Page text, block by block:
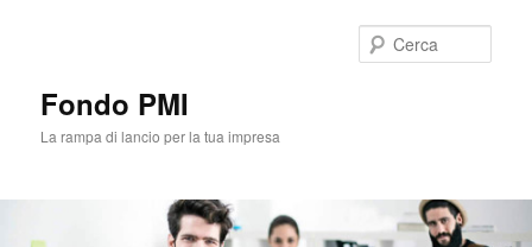
Fondo PMI
La rampa di lancio per la tua impresa